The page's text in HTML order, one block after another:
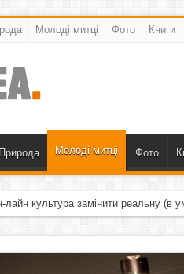
Молоді митці Фото Книги
Природа Молоді митці Фото
культура замінити реальну (в